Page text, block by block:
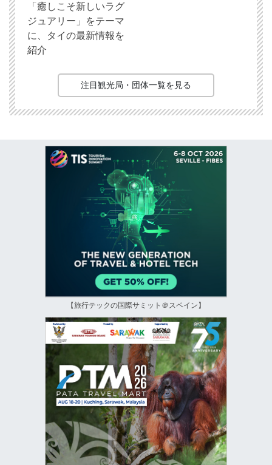
「癒しこそ新しいラグ
ジュアリー」をテーマ
に、タイの最新情報を
紹介
注目観光局・団体一覧を見る
【旅行テックの国際サミット＠スペイン】